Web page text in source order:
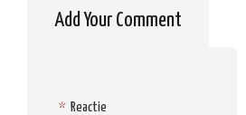
Add Your Comment
Reactie
*